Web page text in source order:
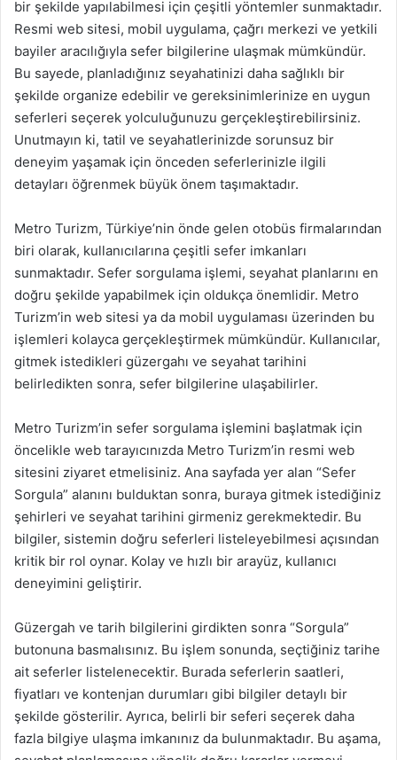
bir şekilde yapılabilmesi için çeşitli yöntemler sunmaktadır.
Resmi web sitesi, mobil uygulama, çağrı merkezi ve yetkili
bayiler aracılığıyla sefer bilgilerine ulaşmak mümkündür.
Bu sayede, planladığınız seyahatinizi daha sağlıklı bir
şekilde organize edebilir ve gereksinimlerinize en uygun
seferleri seçerek yolculuğunuzu gerçekleştirebilirsiniz.
Unutmayın ki, tatil ve seyahatlerinizde sorunsuz bir
deneyim yaşamak için önceden seferlerinizle ilgili
detayları öğrenmek büyük önem taşımaktadır.
Metro Turizm, Türkiye’nin önde gelen otobüs firmalarından
biri olarak, kullanıcılarına çeşitli sefer imkanları
sunmaktadır. Sefer sorgulama işlemi, seyahat planlarını en
doğru şekilde yapabilmek için oldukça önemlidir. Metro
Turizm’in web sitesi ya da mobil uygulaması üzerinden bu
işlemleri kolayca gerçekleştirmek mümkündür. Kullanıcılar,
gitmek istedikleri güzergahı ve seyahat tarihini
belirledikten sonra, sefer bilgilerine ulaşabilirler.
Metro Turizm’in sefer sorgulama işlemini başlatmak için
öncelikle web tarayıcınızda Metro Turizm’in resmi web
sitesini ziyaret etmelisiniz. Ana sayfada yer alan “Sefer
Sorgula” alanını bulduktan sonra, buraya gitmek istediğiniz
şehirleri ve seyahat tarihini girmeniz gerekmektedir. Bu
bilgiler, sistemin doğru seferleri listeleyebilmesi açısından
kritik bir rol oynar. Kolay ve hızlı bir arayüz, kullanıcı
deneyimini geliştirir.
Güzergah ve tarih bilgilerini girdikten sonra “Sorgula”
butonuna basmalısınız. Bu işlem sonunda, seçtiğiniz tarihe
ait seferler listelenecektir. Burada seferlerin saatleri,
fiyatları ve kontenjan durumları gibi bilgiler detaylı bir
şekilde gösterilir. Ayrıca, belirli bir seferi seçerek daha
fazla bilgiye ulaşma imkanınız da bulunmaktadır. Bu aşama,